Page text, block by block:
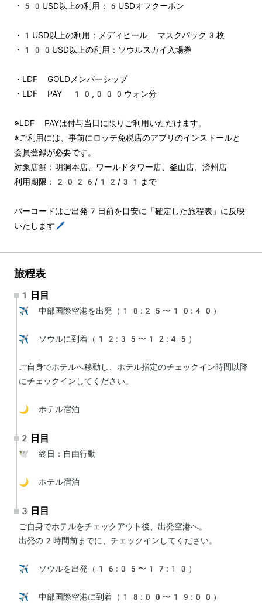
・50USD以上の利用：6USDオフクーポン
・1USD以上の利用：メディヒール マスクパック3枚
・100USD以上の利用：ソウルスカイ入場券
・LDF GOLDメンバーシップ
・LDF PAY 10,000ウォン分
※LDF PAYは付与当日に限りご利用いただけます。
※ご利用には、事前にロッテ免税店のアプリのインストールと
会員登録が必要です。
対象店舗：明洞本店、ワールドタワー店、釜山店、済州店
利用期限：2026/12/31まで
バーコードはご出発7日前を目安に「確定した旅程表」に反映
いたします🖊️
旅程表
1日目
✈️ 中部国際空港を出発（10:25〜10:40）
✈️ ソウルに到着（12:35〜12:45）
ご自身でホテルへ移動し、ホテル指定のチェックイン時間以降
にチェックインしてください。
🌙 ホテル宿泊
2日目
🕊 終日：自由行動
🌙 ホテル宿泊
3日目
ご自身でホテルをチェックアウト後、出発空港へ。
出発の2時間前までに、チェックインしてください。
✈️ ソウルを出発（16:05〜17:10）
✈️ 中部国際空港に到着（18:00〜19:00）